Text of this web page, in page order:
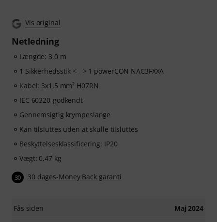
Vis original
Netledning
Længde: 3,0 m
1 Sikkerhedsstik < - > 1 powerCON NAC3FXXA
Kabel: 3x1,5 mm² H07RN
IEC 60320-godkendt
Gennemsigtig krympeslange
Kan tilsluttes uden at skulle tilsluttes
Beskyttelsesklassificering: IP20
Vægt: 0,47 kg
30 30 dages-Money Back garanti
Fås siden Maj 2024